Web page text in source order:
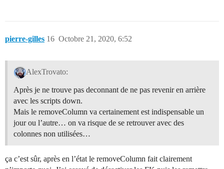
pierre-gilles Octobre 21, 2020, 6:52
16
AlexTrovato:
Après je ne trouve pas deconnant de ne pas revenir en arrière
avec les scripts down.
Mais le removeColumn va certainement est indispensable un
jour ou l’autre… on va risque de se retrouver avec des
colonnes non utilisées…
ça c’est sûr, après en l’état le removeColumn fait clairement